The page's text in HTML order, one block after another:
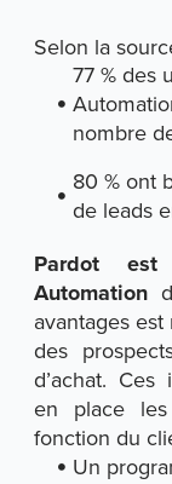
Selon la
77 % des
nombre
80 % ont
de leads
Pardot
Automation
avantages
des
d’achat.
en place
fonction du
Un